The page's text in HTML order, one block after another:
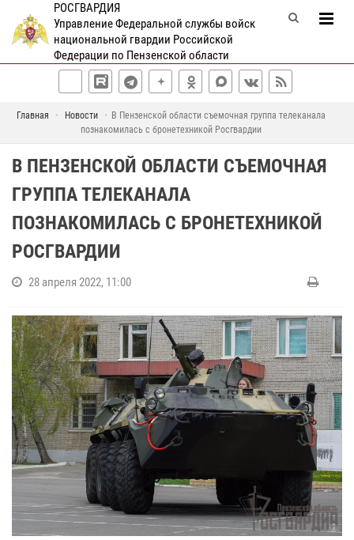
РОСГВАРДИЯ
Управление Федеральной службы войск
национальной гвардии Российской
Федерации по Пензенской области
Главная Новости
В Пензенской области съемочная группа телеканала
познакомилась с бронетехникой Росгвардии
В ПЕНЗЕНСКОЙ ОБЛАСТИ СЪЕМОЧНАЯ
ГРУППА ТЕЛЕКАНАЛА
ПОЗНАКОМИЛАСЬ С БРОНЕТЕХНИКОЙ
РОСГВАРДИИ
28 апреля 2022, 11:00